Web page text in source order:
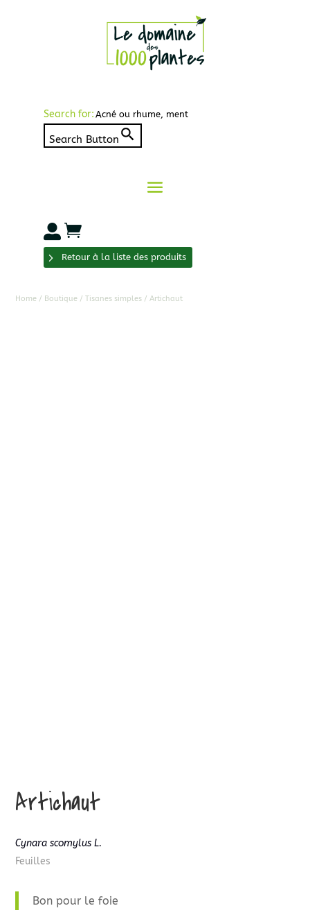
Search for:
Search Button
 
Retour à la liste des produits
Home / Boutique /Tisanes simples / Artichaut
Artichaut
Cynara scomylus L.
Feuilles
Bon pour le foie